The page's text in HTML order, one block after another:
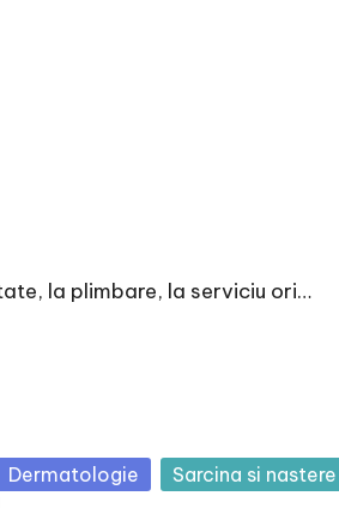
la plimbare, la serviciu ori…
Posted
Dermatologie Sarcina si nastere